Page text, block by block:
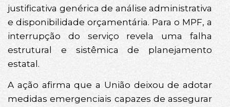
justificativa genérica de análise administrativa
e disponibilidade orçamentária. Para o MPF, a
interrupção do serviço revela uma falha
estrutural e sistêmica de planejamento
estatal.
A ação afirma que a União deixou de adotar
medidas emergenciais capazes de assegurar